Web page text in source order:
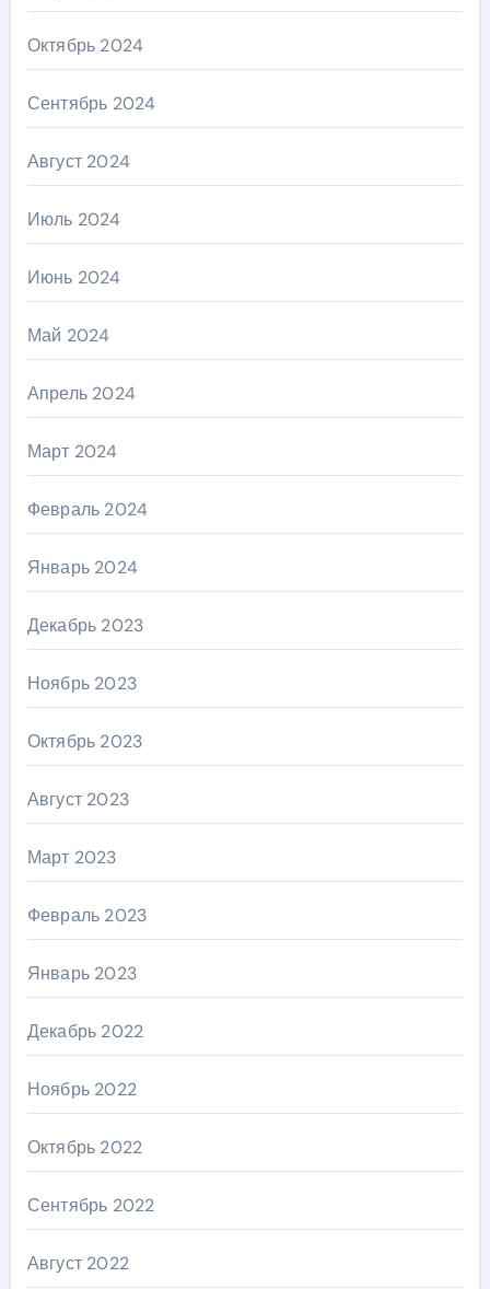
Октябрь 2024
Сентябрь 2024
Август 2024
Июль 2024
Июнь 2024
Май 2024
Апрель 2024
Март 2024
Февраль 2024
Январь 2024
Декабрь 2023
Ноябрь 2023
Октябрь 2023
Август 2023
Март 2023
Февраль 2023
Январь 2023
Декабрь 2022
Ноябрь 2022
Октябрь 2022
Сентябрь 2022
Август 2022